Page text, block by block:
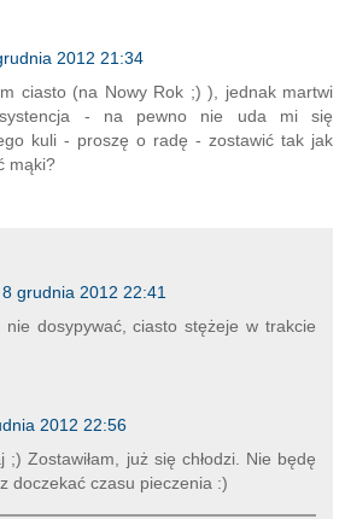
2012 21:34
ciasto (na Nowy Rok ;) ), jednak martwi
- na pewno nie uda mi się
kuli - proszę o radę - zostawić tak jak
mąki?
8 grudnia 2012 22:41
nie dosypywać, ciasto stężeje w trakcie
2012 22:56
;) Zostawiłam, już się chłodzi. Nie będę
doczekać czasu pieczenia :)